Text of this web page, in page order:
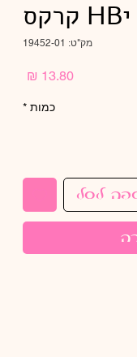
מק"ט: 19452-01
כמות *
לסל